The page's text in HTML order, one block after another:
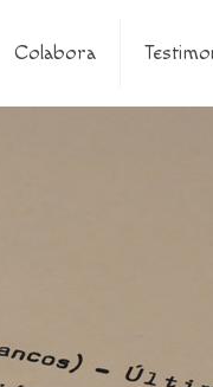
Colabora